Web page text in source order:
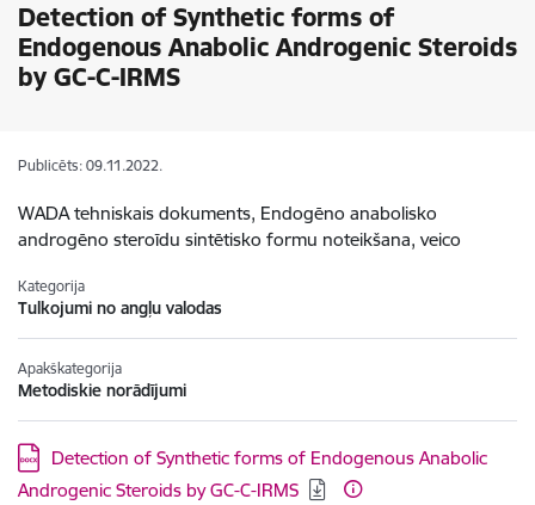
Detection of Synthetic forms of
Endogenous Anabolic Androgenic Steroids
by GC-C-IRMS
Publicēts: 09.11.2022.
WADA tehniskais dokuments, Endogēno anabolisko
androgēno steroīdu sintētisko formu noteikšana, veico
Kategorija
Tulkojumi no angļu valodas
Apakškategorija
Metodiskie norādījumi
Lejupielādēt:
Detection of Synthetic forms of Endogenous Anabolic
Androgenic Steroids by GC-C-IRMS